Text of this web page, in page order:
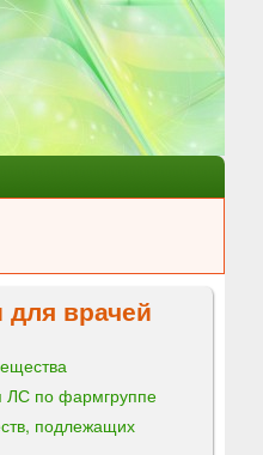
для врачей
ЛС по фармгруппе
подлежащих